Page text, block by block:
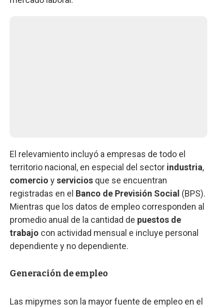
El relevamiento incluyó a empresas de todo el
territorio nacional, en especial del sector industria,
comercio yservicios que se encuentran
registradas en el Banco de Previsión Social (BPS).
Mientras que los datos de empleo corresponden al
promedio anual de la cantidad de puestos de
trabajo con actividad mensual e incluye personal
dependiente y no dependiente.
Generación de empleo
Las mipymes son la mayor fuente de empleo en el